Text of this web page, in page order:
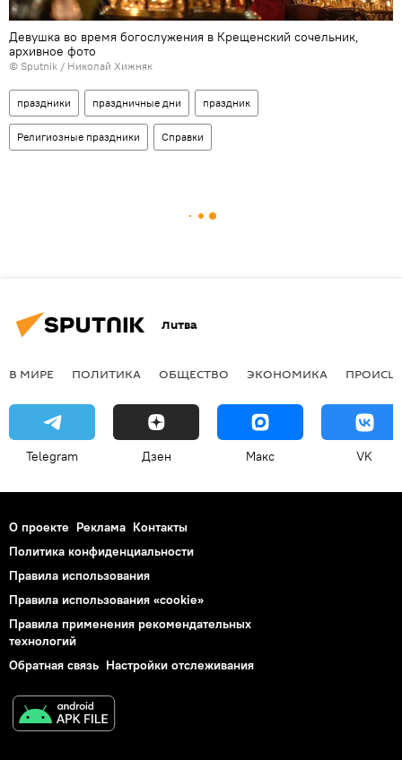
Девушка во время богослужения в Крещенский сочельник,
архивное фото
© Sputnik / Николай Хижняк
праздники праздничные дни праздник
Религиозные праздники Справки
Литва
В МИРЕ ПОЛИТИКА ОБЩЕСТВО ЭКОНОМИКА
Telegram Дзен Макс VK
О проекте Реклама Контакты
Политика конфиденциальности
Правила использования
Правила использования «cookie»
Правила применения рекомендательных
технологий
Обратная связь Настройки отслеживания